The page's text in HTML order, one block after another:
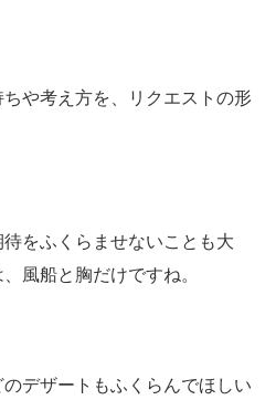
や考え方を、リクエストの形
をふくらませないことも大
風船と胸だけですね。
デザートもふくらんでほしい